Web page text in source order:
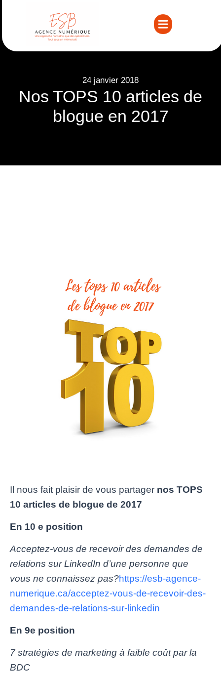
24 janvier 2018
Nos TOPS 10 articles de
blogue en 2017
Il nous fait plaisir de vous partager nos TOPS
10 articles de blogue de 2017
En 10 e position
Acceptez-vous de recevoir des demandes de
relations sur LinkedIn d’une personne que
vous ne connaissez pas?https://esb-agence-
numerique.ca/acceptez-vous-de-recevoir-des-
demandes-de-relations-sur-linkedin
En 9e position
7 stratégies de marketing à faible coût par la
BDC